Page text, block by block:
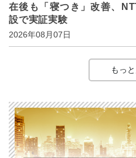
在後も「寝つき」改善、
設で実証実験
2026年08月07日
もっ